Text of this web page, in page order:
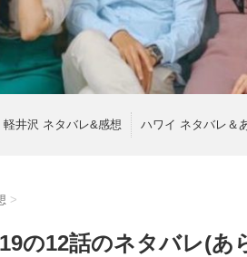
軽井沢 ネタバレ&感想 ハワイ ネタバレ＆
>
の12話のネタバレ(あ